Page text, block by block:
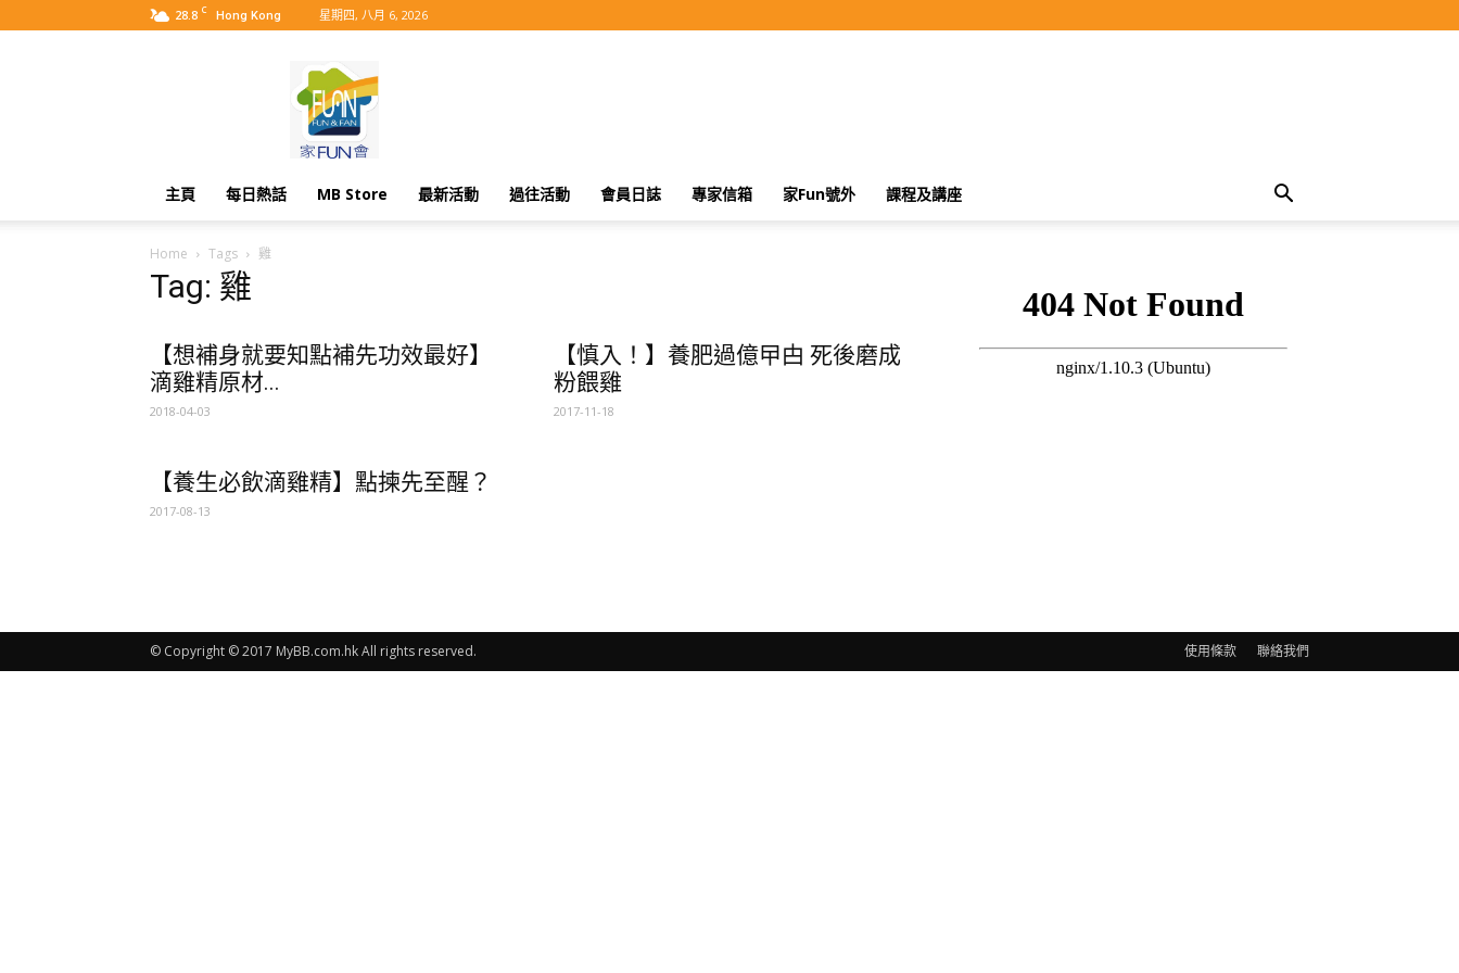
28.8 C Hong Kong 星期四, 八月 6, 2026
主頁 每日熱話 MB Store 最新活動 過往活動 會員日誌 專家信箱 家Fun號外 課程及講座
Home Tags 雞
Tag: 雞
【想補身就要知點補先功效最好】
滴雞精原材...
2018-04-03
【慎入！】養肥過億曱甴 死後磨成
粉餵雞
2017-11-18
【養生必飲滴雞精】點揀先至醒？
2017-08-13
使用條款 聯絡我們
© Copyright © 2017 MyBB.com.hk All rights reserved.